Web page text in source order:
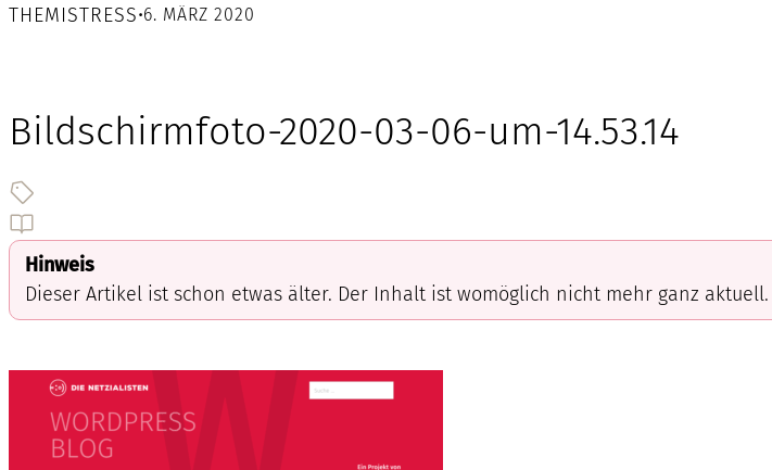
THEMISTRESS•6. MÄRZ 2020
Bildschirmfoto-2020-03-06-um-14.53.14
Hinweis
Dieser Artikel ist schon etwas älter. Der Inhalt ist womöglich nicht mehr ganz aktuell.